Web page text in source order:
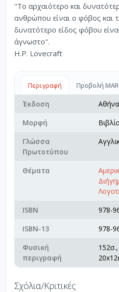
"Το αρχαιότερο και
ανθρώπου είναι ο φόβος και
δυνατότερο είδος φόβου
άγνωστο".
H.P. Lovecraft
Περιγραφή Προβολή
Έκδοση
Μορφή
Βιβλίο
Γλώσσα
Πρωτοτύπου
Θέματα
ISBN
978-
ISBN-13
978-
Φυσική
περιγραφή
Σχόλια/Κριτικές